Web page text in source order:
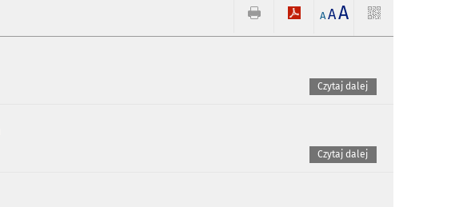
A AA
Czytaj dalej
Czytaj dalej